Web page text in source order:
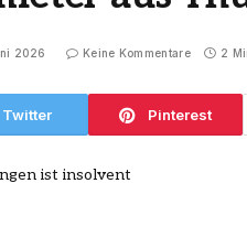
2026 Keine Kommentare 2
Twitter Pinterest